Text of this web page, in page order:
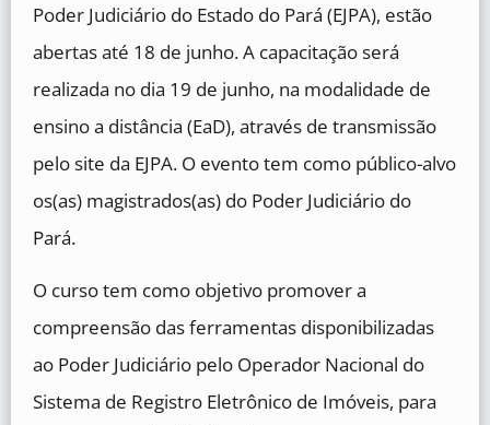
Poder Judiciário do Estado do Pará (EJPA), estão
abertas até 18 de junho. A capacitação será
realizada no dia 19 de junho, na modalidade de
ensino a distância (EaD), através de transmissão
pelo site da EJPA. O evento tem como público-alvo
os(as) magistrados(as) do Poder Judiciário do
Pará.
O curso tem como objetivo promover a
compreensão das ferramentas disponibilizadas
ao Poder Judiciário pelo Operador Nacional do
Sistema de Registro Eletrônico de Imóveis, para